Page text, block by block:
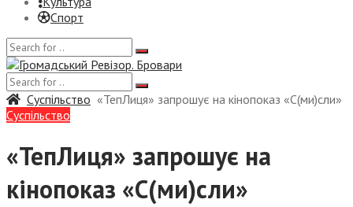
Спорт
Суспiльство «ТепЛиця» запрошує на кінопоказ «С(ми)сли»
Суспiльство
«ТепЛиця» запрошує на
кінопоказ «С(ми)сли»